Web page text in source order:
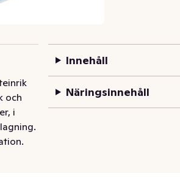
och
i
Innehåll
Näringsinnehåll